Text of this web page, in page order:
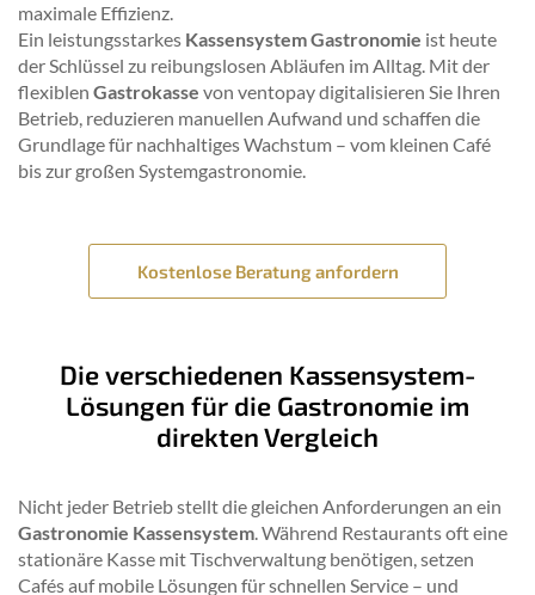
maximale Effizienz.
Ein leistungsstarkes Kassensystem Gastronomie ist heute
der Schlüssel zu reibungslosen Abläufen im Alltag. Mit der
flexiblen Gastrokasse von ventopay digitalisieren Sie Ihren
Betrieb, reduzieren manuellen Aufwand und schaffen die
Grundlage für nachhaltiges Wachstum – vom kleinen Café
bis zur großen Systemgastronomie.
Kostenlose Beratung anfordern
Die verschiedenen Kassensystem-
Lösungen für die Gastronomie im
direkten Vergleich
Nicht jeder Betrieb stellt die gleichen Anforderungen an ein
Gastronomie Kassensystem. Während Restaurants oft eine
stationäre Kasse mit Tischverwaltung benötigen, setzen
Cafés auf mobile Lösungen für schnellen Service – und